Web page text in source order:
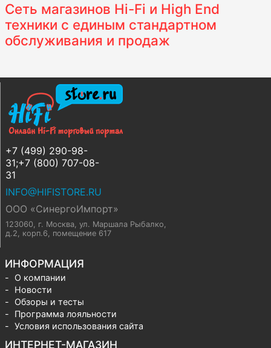
Сеть магазинов Hi-Fi и High End
техники с единым стандартном
обслуживания и продаж
+7 (499) 290-98-
31;+7 (800) 707-08-
31
INFO@HIFISTORE.RU
ООО «СинергоИмпорт»
123060, г. Москва, ул. Маршала Рыбалко,
д.2, корп.6, помещение 617
ИНФОРМАЦИЯ
О компании
Новости
Обзоры и тесты
Программа лояльности
Условия использования сайта
ИНТЕРНЕТ-МАГАЗИН